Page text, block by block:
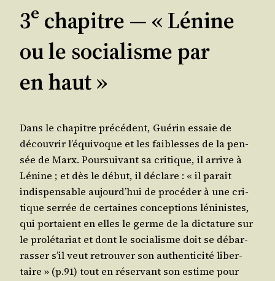
3e chapitre ― « Lénine
ou le socialisme par
en haut »
Dans le cha­pitre pré­cé­dent, Gué­rin essaie de
décou­vrir l’é­qui­voque et les fai­blesses de la pen­
sée de Marx. Pour­sui­vant sa cri­tique, il arrive à
Lénine ; et dès le début, il déclare : « il parait
indis­pen­sable aujourd’­hui de pro­cé­der à une cri­
tique ser­rée de cer­taines concep­tions léni­nistes,
qui por­taient en elles le germe de la dic­ta­ture sur
le pro­lé­ta­riat et dont le socia­lisme doit se débar­
ras­ser s’il veut retrou­ver son authen­ti­ci­té liber­
taire » (p.91) tout en réser­vant son estime pour